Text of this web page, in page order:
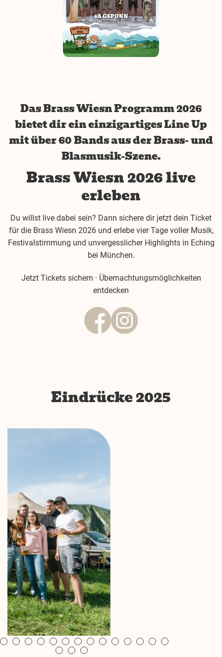
Das Brass Wiesn Programm 2026
bietet dir ein einzigartiges Line Up
mit über 60 Bands aus der Brass- und
Blasmusik-Szene.
Brass Wiesn 2026 live
erleben
Du willst live dabei sein? Dann sichere dir jetzt dein Ticket
für die Brass Wiesn 2026 und erlebe vier Tage voller Musik,
Festivalstimmung und unvergesslicher Highlights in Eching
bei München.
Jetzt Tickets sichern · Übernachtungsmöglichkeiten
entdecken
Eindrücke 2025